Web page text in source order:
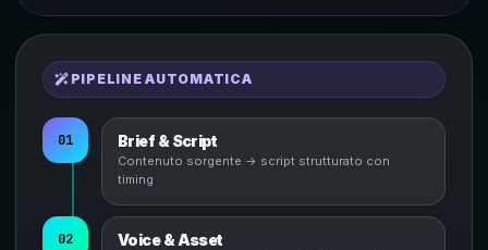
PIPELINE AUTOMATICA
01 Brief & Script
Contenuto sorgente → script strutturato con
timing
02 Voice & Asset